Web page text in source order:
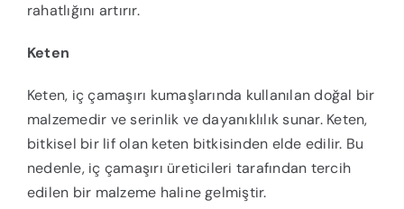
rahatlığını artırır.
Keten
Keten, iç çamaşırı kumaşlarında kullanılan doğal bir
malzemedir ve serinlik ve dayanıklılık sunar. Keten,
bitkisel bir lif olan keten bitkisinden elde edilir. Bu
nedenle, iç çamaşırı üreticileri tarafından tercih
edilen bir malzeme haline gelmiştir.